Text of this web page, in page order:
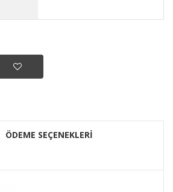
ÖDEME SEÇENEKLERİ